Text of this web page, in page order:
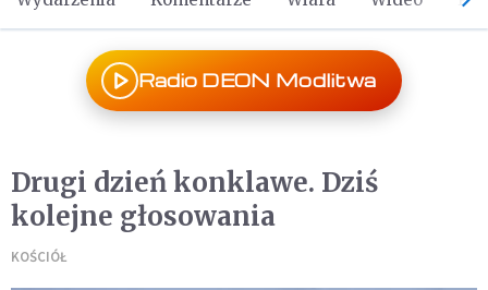
Radio DEON Modlitwa
Drugi dzień konklawe. Dziś
kolejne głosowania
KOŚCIÓŁ